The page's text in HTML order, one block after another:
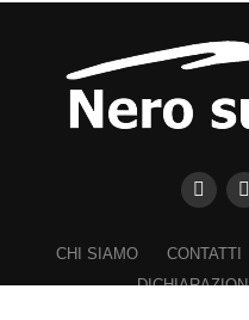
CHI SIAMO CONTATTI